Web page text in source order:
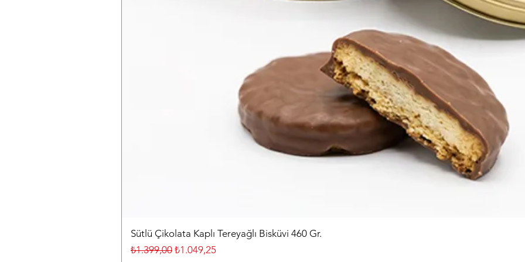
Sütlü Çikolata Kaplı Tereyağlı Bisküvi 460 Gr.
Normal Fiyat
₺1.399,00 İndirimli Fiyat
₺1.049,25